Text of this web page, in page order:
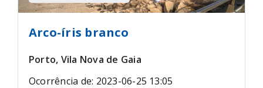
Arco-íris branco
Porto, Vila Nova de Gaia
Ocorrência de: 2023-06-25 13:05